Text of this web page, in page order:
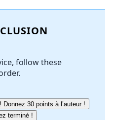
Publier un commentaire
follow these
30 points à l’auteur !
terminé !